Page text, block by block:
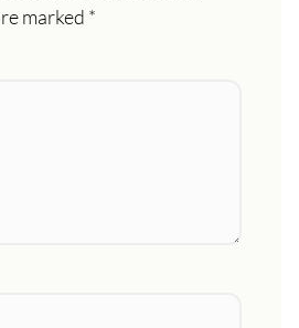
marked *